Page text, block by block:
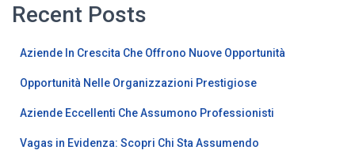
Recent Posts
Aziende In Crescita Che Offrono Nuove Opportunità
Opportunità Nelle Organizzazioni Prestigiose
Aziende Eccellenti Che Assumono Professionisti
Vagas in Evidenza: Scopri Chi Sta Assumendo